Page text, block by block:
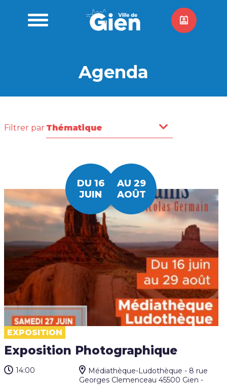
Agenda
Filtrer par
DU 16
JUIN
AU 29
AOÛT
EXPOSITION
Exposition Photographique
14:00
Médiathèque-Ludothèque - 8 rue
Georges Clemenceau 45500 Gien -